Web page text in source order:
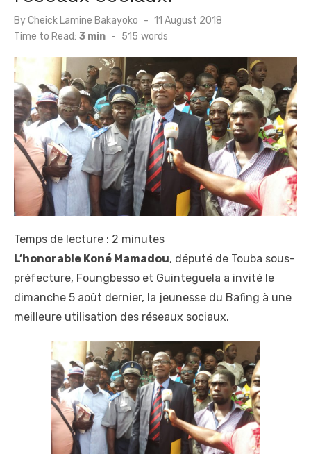
ByCheick Lamine Bakayoko
Posted
on
11 August 2018
Time to Read: 3 min - 515 words
Temps de lecture : 2 minutes
L’honorable Koné Mamadou, député de Touba sous-
préfecture, Foungbesso et Guinteguela a invité le
dimanche 5 août dernier, la jeunesse du Bafing à une
meilleure utilisation des réseaux sociaux.